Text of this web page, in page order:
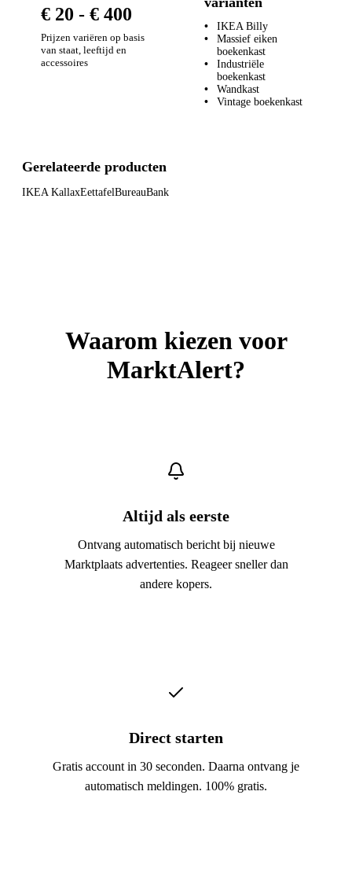
€ 20 - € 400
Prijzen variëren op basis
van staat, leeftijd en
accessoires
IKEA Billy
Massief eiken
boekenkast
Industriële
boekenkast
Wandkast
Vintage boekenkast
Gerelateerde producten
IKEA KallaxEettafelBureauBank
Waarom kiezen voor
MarktAlert?
Altijd als eerste
Ontvang automatisch bericht bij nieuwe
Marktplaats advertenties. Reageer sneller dan
andere kopers.
Direct starten
Gratis account in 30 seconden. Daarna ontvang je
automatisch meldingen. 100% gratis.